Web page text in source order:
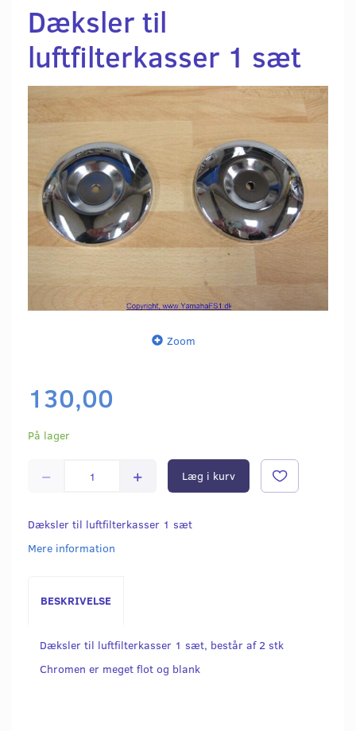
Dæksler til
luftfilterkasser 1 sæt
Zoom
130,00
På lager
Læg i kurv
Dæksler til luftfilterkasser 1 sæt
Mere information
BESKRIVELSE
Dæksler til luftfilterkasser 1 sæt, består af 2 stk
Chromen er meget flot og blank